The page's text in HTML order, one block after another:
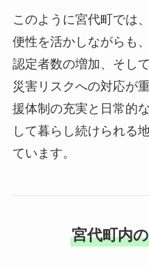
このように宮代町では
便性を活かしながらも
認定者数の増加、そし
災害リスクへの対応が
援体制の充実と日常的
して暮らし続けられる
ています。
宮代町内